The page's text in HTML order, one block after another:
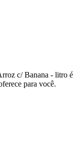
c/ Banana - litro é
para você.